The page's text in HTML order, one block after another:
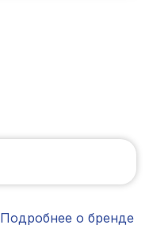
Подробнее о бренде